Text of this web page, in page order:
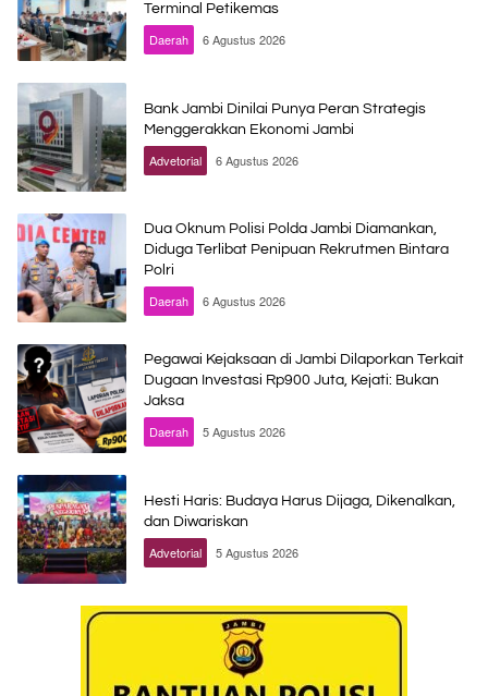
Terminal Petikemas
Daerah 6 Agustus 2026
Bank Jambi Dinilai Punya Peran Strategis
Menggerakkan Ekonomi Jambi
Advetorial 6 Agustus 2026
Dua Oknum Polisi Polda Jambi Diamankan,
Diduga Terlibat Penipuan Rekrutmen Bintara
Polri
Daerah 6 Agustus 2026
Pegawai Kejaksaan di Jambi Dilaporkan Terkait
Dugaan Investasi Rp900 Juta, Kejati: Bukan
Jaksa
Daerah 5 Agustus 2026
Hesti Haris: Budaya Harus Dijaga, Dikenalkan,
dan Diwariskan
Advetorial 5 Agustus 2026